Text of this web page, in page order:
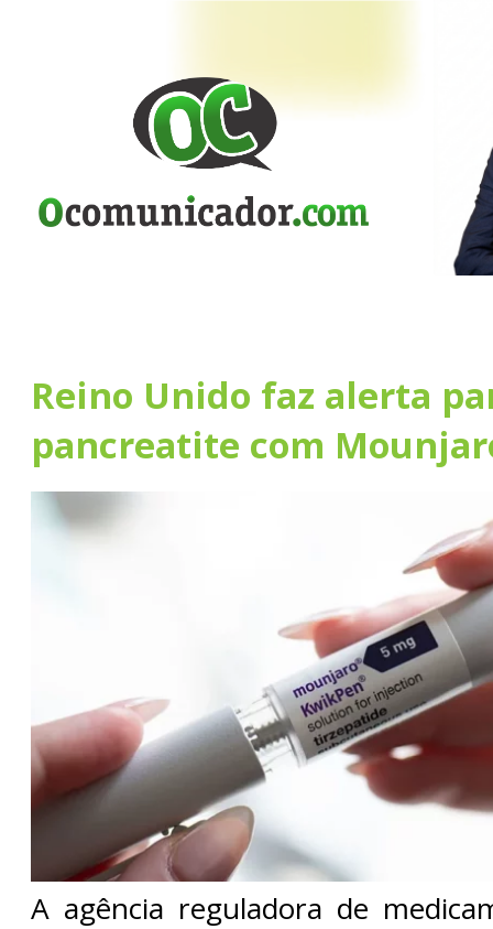
Reino Unido faz alerta
pancreatite com
A agência reguladora de